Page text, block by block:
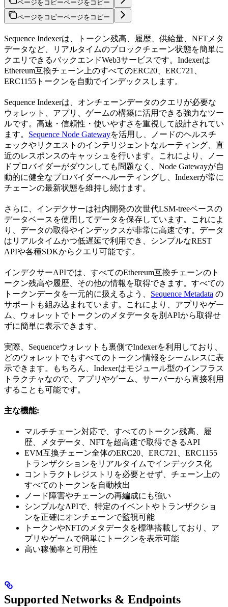
ページをコピーページをコピー
ページをコピーページをコピー
Sequence Indexerは、トークン残高、履歴、供給量、NFTメタ
データなど、リアルタイムのブロックチェーン状態を簡単に
クエリできるバックエンドWeb3サービスです。Indexerは
Ethereum互換チェーン上のすべてのERC20、ERC721、
ERC1155トークンを自動でインデックスします。
Sequence Indexerは、オンチェーンデータのクエリが必要な
ウォレット、アプリ、ゲームの構築に活用できる強力なツー
ルです。高速・信頼性・使いやすさを重視して設計されてい
ます。 Sequence Node Gatewayを活用し、ノードのヘルスチ
ェックやリクエストのインテリジェントなルーティング、直
近のレスポンスのキャッシュを行います。これにより、ノー
ドプロバイダーがダウンしても問題なく、Node Gatewayが自
動的に健全なプロバイダーへルーティングし、Indexerが常に
チェーンの最新状態を維持し続けます。
さらに、インデクサーは社内開発の次世代LSM-treeベースの
データベースを使用してデータを保存しています。これによ
り、データの取得やインデックスが非常に高速です。データ
はリアルタイムかつ低遅延で利用でき、シンプルなREST
APIや各種SDKからクエリ可能です。
インデクサーAPIでは、すべてのEthereum互換チェーンのト
ークン残高や履歴、その他の情報を取得できます。すべての
トークンデータを一元的に扱えるよう、 Sequence Metadata の
サポートも組み込まれています。これにより、アプリやゲー
ム、ウォレットでトークンのメタデータを別APIから取得せ
ずに簡単に表示できます。
実際、Sequenceウォレットも裏側でIndexerを利用しており、
どのウォレットでもすべてのトークン情報をシームレスに表
示できます。もちろん、Indexerはモジュール型のインフラス
トラクチャなので、アプリやゲーム、サーバーから直接利用
することも可能です。
主な機能:
マルチチェーン対応で、すべてのトークン残高、履
歴、メタデータ、NFTを超高速で取得できるAPI
EVM互換チェーン全体のERC20、ERC721、ERC1155
トランザクションをリアルタイムでインデックス化
コントラクトレジストリを必要とせず、チェーン上の
すべてのトークンを自動検出
ノード障害やチェーンの再編成にも強い
シンプルなAPIで、特定のイベントやトランザクショ
ンを正確にオンチェーンで監視可能
トークンやNFTのメタデータを標準搭載しており、ア
プリやゲームで簡単にトークンを表示可能
高い稼働率と可用性
Supported Networks & Endpoints